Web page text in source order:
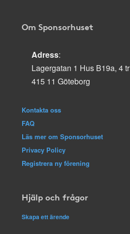
Om Sponsorhuset
Adress:
Lagergatan 1 Hus B19a, 4 tr
415 11 Göteborg
Kontakta oss
FAQ
Läs mer om Sponsorhuset
Privacy Policy
Registrera ny förening
Hjälp och frågor
Skapa ett ärende